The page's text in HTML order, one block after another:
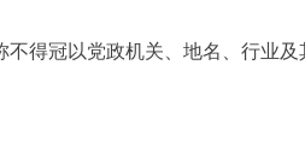
冠以党政机关、地名、行业及